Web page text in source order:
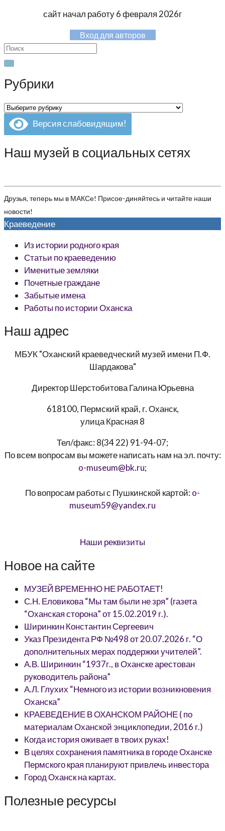
сайт начал работу 6 февраля 2026г
Вход для авторов
Search
for:
Рубрики
Рубрики
Версия слабовидящим!
Наш музей в социальных сетях
Друзья, теперь мы в МАКСе! Присое-диняйтесь и читайте наши
новости!
Краеведение
Из истории родного края
Статьи по краеведению
Именитые земляки
Почетные граждане
Забытые имена
Работы по истории Оханска
Наш адрес
МБУК "Оханский краеведческий музей имени П.Ф.
Шардакова"
ДиректорШерстобитова Галина Юрьевна
618100, Пермский край, г. Оханск,
улица Красная 8
Тел/факс: 8(34 22) 91-94-07;
По всем вопросам вы можете написать нам на эл. почту:
o-museum@bk.ru;
По вопросам работы с Пушкинской картой: o-
museum59@yandex.ru
Наши реквизиты
Новое на сайте
МУЗЕЙ ВРЕМЕННО НЕ РАБОТАЕТ!
С.Н. Еловикова “Мы там были не зря” (газета
“Оханская сторона” от 15.02.2019 г.).
Ширинкин Константин Сергеевич
Указ Президента РФ №498 от 20.07.2026 г. “О
дополнительных мерах поддержки учителей”.
А.В. Ширинкин “1937г., в Оханске арестован
руководитель района”
А.Л. Глухих “Немного из истории возникновения
Оханска”
КРАЕВЕДЕНИЕ В ОХАНСКОМ РАЙОНЕ ( по
материалам Оханской энциклопедии, 2016 г.)
Когда история оживает в твоих руках!
В целях сохранения памятника в городе Оханске
Пермского края планируют привлечь инвестора
Город Оханск на картах.
Полезные ресурсы